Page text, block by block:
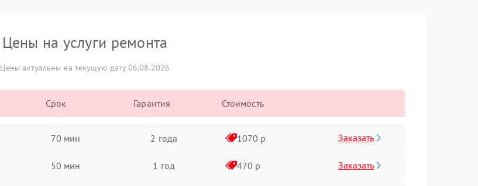
Цены на услуги ремонта
Цены актуальны на текущую дату 06.08.2026
Срок Гарантия Стоимость
70 мин 2 года 1070 р Заказать
50 мин 1 год 470 р Заказать